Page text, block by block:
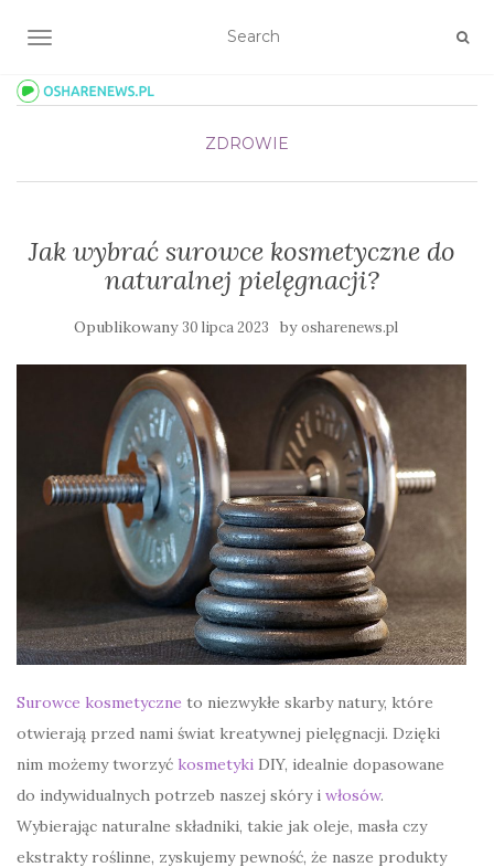
TOGGLE NAVIGATION
ZDROWIE
Jak wybrać surowce kosmetyczne do
naturalnej pielęgnacji?
Opublikowany 30 lipca 2023 byosharenews.pl
Surowce kosmetyczne to niezwykłe skarby natury, które
otwierają przed nami świat kreatywnej pielęgnacji. Dzięki
nim możemy tworzyć kosmetyki DIY, idealnie dopasowane
do indywidualnych potrzeb naszej skóry i włosów.
Wybierając naturalne składniki, takie jak oleje, masła czy
ekstrakty roślinne, zyskujemy pewność, że nasze produkty